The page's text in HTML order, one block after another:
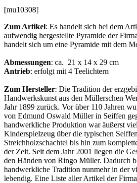
[mu10308]
Zum Artikel: Es handelt sich bei dem
aufwendig hergestellte Pyramide der
handelt sich um eine Pyramide mit dem
Abmessungen: ca. 21 x 14 x 29 cm
Antrieb: erfolgt mit 4 Teelichtern
Zum Hersteller: Die Tradition der
Handwerkskunst aus den Müllerschen
Jahr 1899 zurück. Vor über 110 Jahren
von Edmund Oswald Müller in Seiffen
handwerkliche Produktion war äußerst
Kinderspielzeug über die typischen
Streichholzschachtel bis hin zum
der Zeit. Seit dem Jahr 2001 liegen die
den Händen von Ringo Müller. Dadurch
handwerkliche Tradition nunmehr in der
lebendig. Eine Liste aller Artikel der